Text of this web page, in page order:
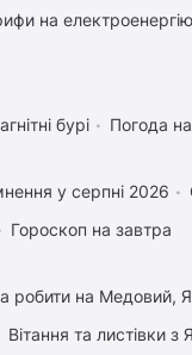
на електроенергію
бурі Погода
у серпні 2026
Гороскоп на завтра
на Медовий,
Вітання та листівки